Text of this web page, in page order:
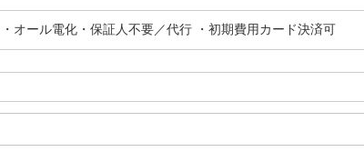
オール電化・保証人不要／代行 ・初期費用カード決済可